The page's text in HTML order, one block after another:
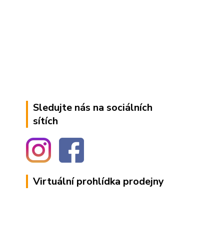
Sledujte nás na sociálních
sítích
Virtuální prohlídka prodejny